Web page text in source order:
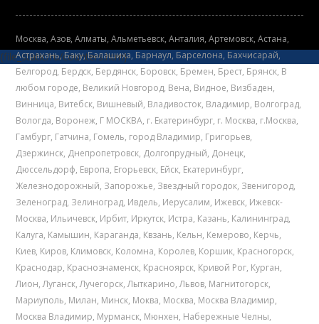
Mосква,Азов,Алматы,Альметьевск,Анталия,Артемовск,Астана,
Астрахань,Баку,Балашиха, Барнаул, Барселона, Бахчисарай,
Белгород, Бердск, Бердянск, Боровск, Бремен, Брест, Брянск, В
любом городе, Великий Новгород, Вена, Видное, Визбаден,
Винница, Витебск, Вишневый, Владивосток, Владимир, Волгоград,
Вологда, Воронеж, Г МОСКВА, г. Екатеринбург, г. Москва, г.Москва,
Гамбург, Гатчина, Гомель, город Владимир, Григорьев,
Дзержинск, Днепропетровск, Долгопрудный, Донецк,
Дюссельдорф, Европа, Егорьевск, Ейск, Екатеринбург,
Железнодорожный, Запорожье, Звездный городок, Звенигород,
Зеленоград, Зелиноград, Ивдель, Иерусалим, Ижевск, Ижевск-
Москва, Ильичевск, Ирбит, Иркутск, Истра, Казань, Калининград,
Калуга, Камышин, Караганда, Квзань, Кельн, Кемерово, Керчь,
Киев, Киров, Климовск, Коломна, Королев, Коршик, Красногорск,
Краснодар, Краснознаменск, Красноярск, Кривой Рог, Курган,
Лион,Луганск,Лучегорск,Лыткарино,Львов, Магнитогорск,
Мариуполь, Милан, Минск, Моква, Москва, Москва Владимир,
Москва Владимир, Мурманск, Мюнхен, Набережные Челны,
{file_static/ru/counters.htm}